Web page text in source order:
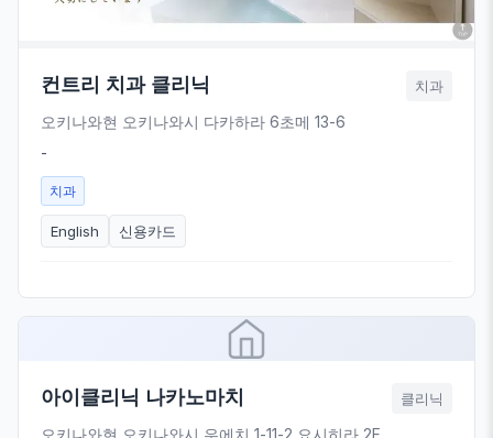
컨트리 치과 클리닉 치과
오키나와현 오키나와시 다카하라 6초메 13-6
-
치과
English 신용카드
아이클리닉 나카노마치 클리닉
오키나와현 오키나와시 우에치 1-11-2 요시히라 2F